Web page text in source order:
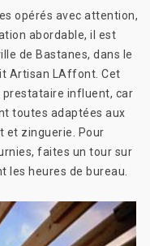
opérés avec attention,
abordable, il est
de Bastanes, dans le
Artisan LAffont. Cet
prestataire influent, car
toutes adaptées aux
et zinguerie. Pour
faites un tour sur
les heures de bureau.